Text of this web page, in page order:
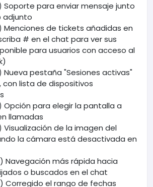
Soporte para enviar mensaje junto
adjunto
Menciones de tickets añadidas en
# en el chat para ver sus
para usuarios con acceso al
Nueva pestaña "Sesiones activas"
con lista de dispositivos
Opción para elegir la pantalla a
llamadas
Visualización de la imagen del
la cámara está desactivada en
Navegación más rápida hacia
o buscados en el chat
Corregido el rango de fechas